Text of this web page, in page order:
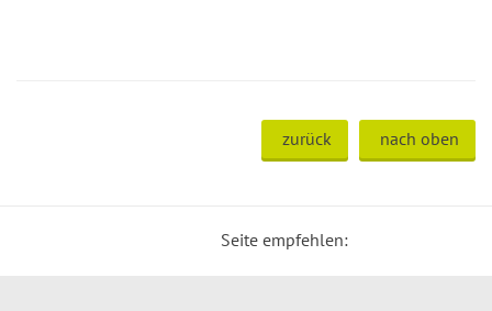
zurück nach oben
Seite empfehlen: